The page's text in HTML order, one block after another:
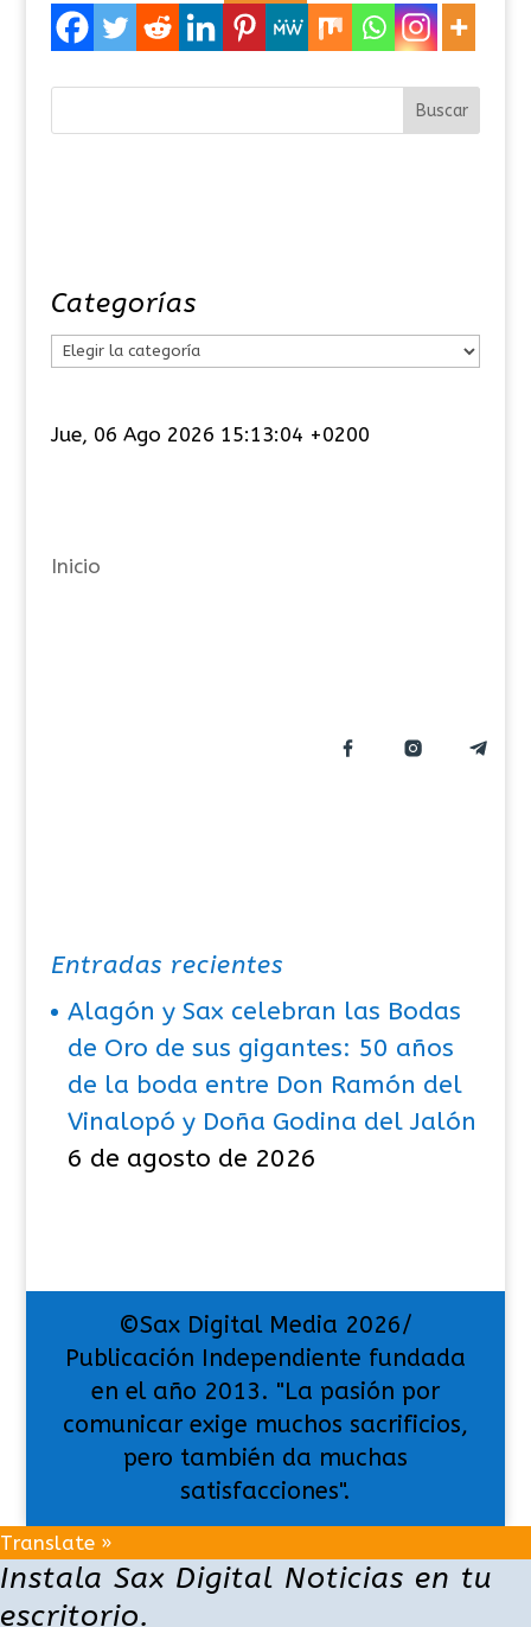
Categorías
e
í
Jue, 06 Ago 2026 15:13:04 +0200
Inicio
Entradas recientes
Alagón y Sax celebran las Bodas
de Oro de sus gigantes: 50 años
de la boda entre Don Ramón del
Vinalopó y Doña Godina del Jalón
6 de agosto de 2026
©Sax Digital Media 2026/
Publicación Independiente fundada
en el año 2013. "La pasión por
comunicar exige muchos sacrificios,
pero también da muchas
satisfacciones".
Translate »
Instala Sax Digital Noticias en tu
escritorio.